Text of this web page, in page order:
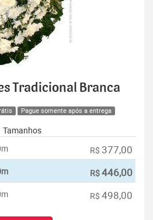
Tradicional Branca
Pague somente após a entrega
Tamanhos
R$ 377,00
R$446,00
R$ 498,00